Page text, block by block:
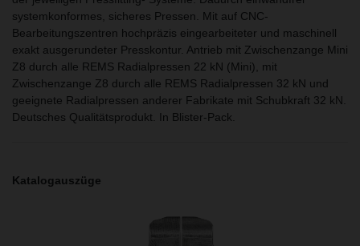
systemkonformes, sicheres Pressen. Mit auf CNC-
Bearbeitungszentren hochpräzis eingearbeiteter und maschinell
exakt ausgerundeter Presskontur. Antrieb mit Zwischenzange Mini
Z8 durch alle REMS Radialpressen 22 kN (Mini), mit
Zwischenzange Z8 durch alle REMS Radialpressen 32 kN und
geeignete Radialpressen anderer Fabrikate mit Schubkraft 32 kN.
Deutsches Qualitätsprodukt. In Blister-Pack.
Katalogauszüge